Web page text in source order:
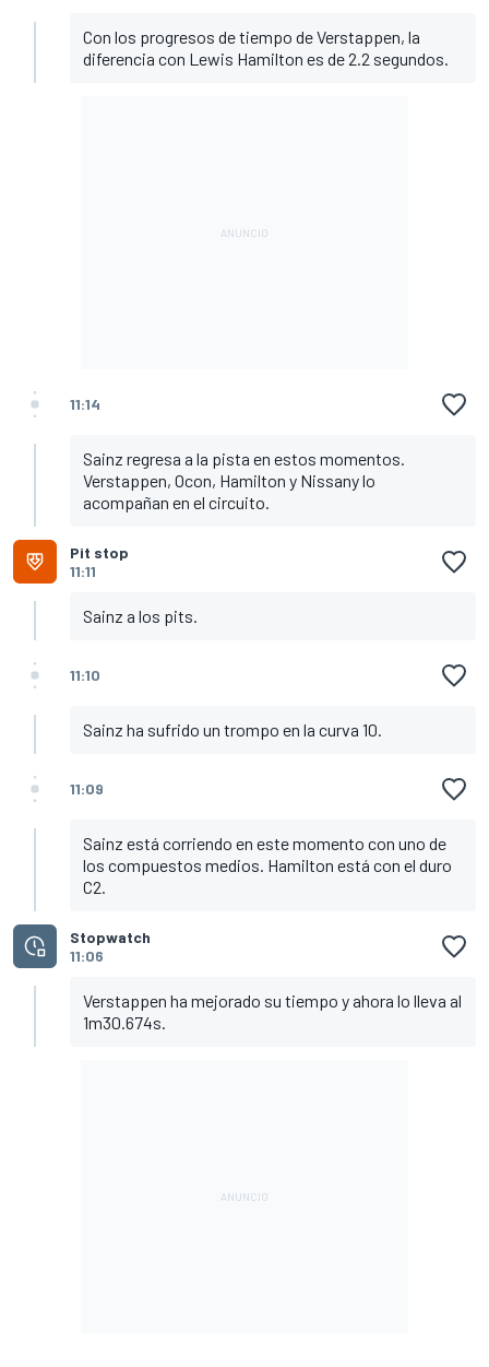
Con los progresos de tiempo de Verstappen, la
diferencia con Lewis Hamilton es de 2.2 segundos.
11:14
Sainz regresa a la pista en estos momentos.
Verstappen, Ocon, Hamilton y Nissany lo
acompañan en el circuito.
Pit stop
11:11
Sainz a los pits.
11:10
Sainz ha sufrido un trompo en la curva 10.
11:09
Sainz está corriendo en este momento con uno de
los compuestos medios. Hamilton está con el duro
C2.
Stopwatch
11:06
Verstappen ha mejorado su tiempo y ahora lo lleva al
1m30.674s.